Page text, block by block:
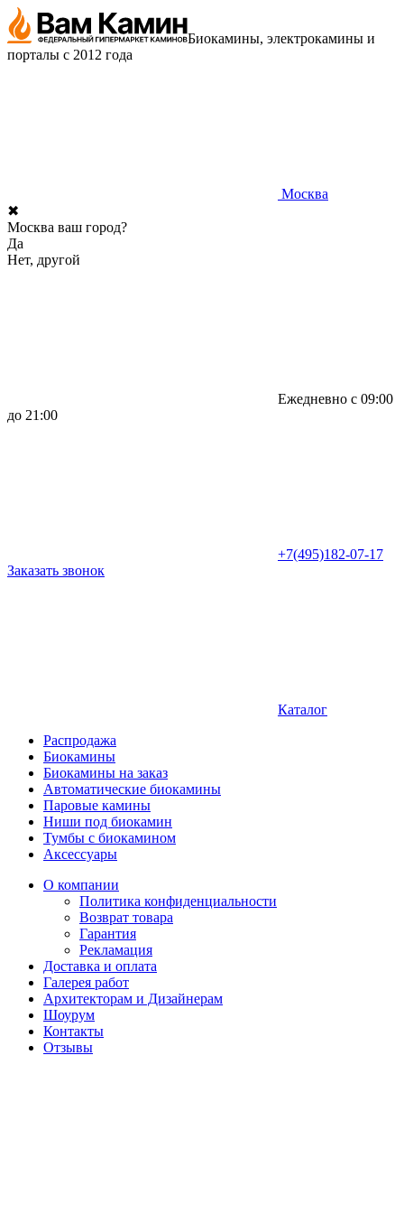
Биокамины, электрокамины и
порталы с 2012 года
Москва
✖
Москва ваш город?
Да
Нет, другой
Ежедневно с 09:00
до 21:00
+7(495)182-07-17
Заказать звонок
Каталог
Распродажа
Биокамины
Биокамины на заказ
Автоматические биокамины
Паровые камины
Ниши под биокамин
Тумбы с биокамином
Аксессуары
О компании
Политика конфиденциальности
Возврат товара
Гарантия
Рекламация
Доставка и оплата
Галерея работ
Архитекторам и Дизайнерам
Шоурум
Контакты
Отзывы